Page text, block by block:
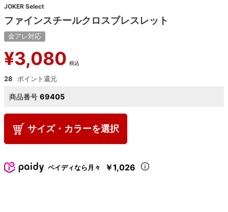
JOKER Select
ファインスチールクロスブレスレット
金アレ対応
¥3,080 税込
28
商品番号 69405
サイズ・カラーを選択
ペイディなら月々 ￥1,026